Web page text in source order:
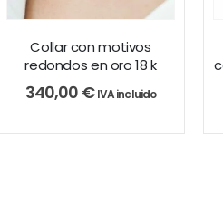
Collar con motivos
redondos en oro 18 k
340,00 € IVA incluido